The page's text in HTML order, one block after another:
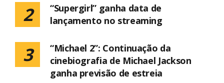
2
“Supergirl” ganha data de
lançamento no streaming
3
“Michael 2”: Continuação da
cinebiografia de Michael Jackson
ganha previsão de estreia